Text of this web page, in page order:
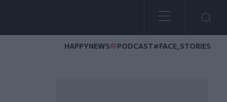
HAPPYNEWS PODCAST#FACE_STORIES